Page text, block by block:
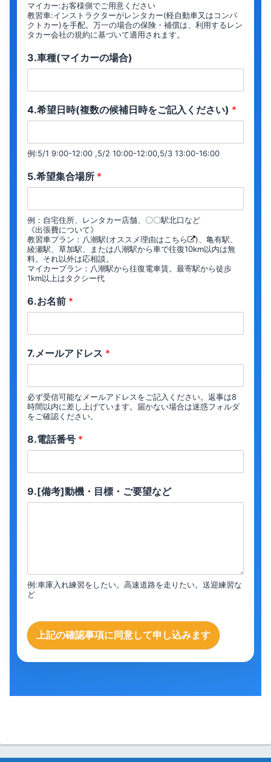
マイカー:お客様側でご用意ください
教習車:インストラクターがレンタカー(軽自動車又はコンパ
クトカー)を手配。万一の場合の保険・補償は、利用するレン
タカー会社の規約に基づいて適用されます。
3.車種(マイカーの場合)
4.希望日時(複数の候補日時をご記入ください) *
例:5/1 9:00-12:00 ,5/2 10:00-12:00,5/3 13:00-16:00
5.希望集合場所 *
例：自宅住所、レンタカー店舗、〇〇駅北口など
《出張費について》
教習車プラン：八潮駅(オススメ理由は こちら
)、亀有駅、
綾瀬駅、草加駅、または八潮駅から車で往復10km以内は無
料。それ以外は応相談。
マイカープラン：八潮駅から往復電車賃。最寄駅から徒歩
1km以上はタクシー代
6.お名前 *
7.メールアドレス *
必ず受信可能なメールアドレスをご記入ください。返事は8
時間以内に差し上げています。届かない場合は迷惑フォルダ
をご確認ください。
8.電話番号 *
9.[備考]動機・目標・ご要望など
例:車庫入れ練習をしたい。高速道路を走りたい。送迎練習な
ど
上記の確認事項に同意して申し込みます